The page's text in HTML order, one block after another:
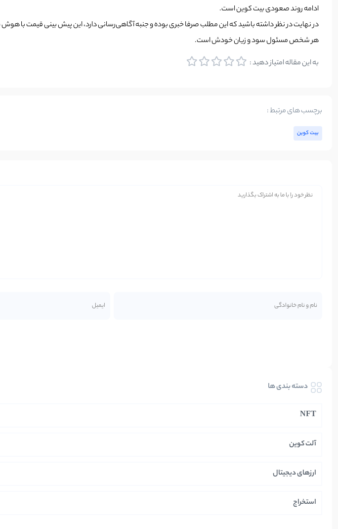
ادامه روند صعودی بیت کوین است.
در نهایت در نظر داشته باشید که این مطلب صرفا خبری بوده و جنبه آگاهی‌رسانی دارد، این پیش بینی قیمت با
هر شخص مسئول سود و زیان خودش است.
به این مقاله امتیاز دهید :
برچسب های مرتبط :
بیت کوین
دسته بندی ها
NFT
آلت کوین
ارزهای دیجیتال
استخراج